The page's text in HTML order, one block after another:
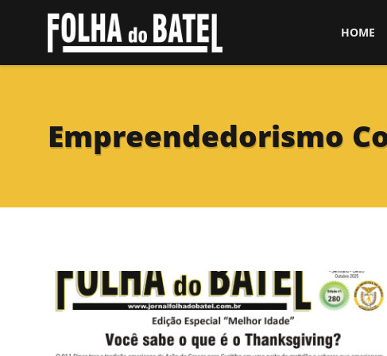
HOME
Empreendedorismo